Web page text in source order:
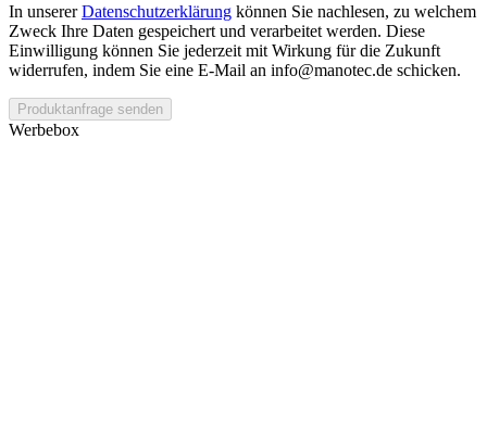
In unsererDatenschutzerklärung können Sie nachlesen, zu welchem
Zweck Ihre Daten gespeichert und verarbeitet werden. Diese
Einwilligung können Sie jederzeit mit Wirkung für die Zukunft
widerrufen, indem Sie eine E-Mail an info@manotec.de schicken.
Produktanfrage senden
Werbebox